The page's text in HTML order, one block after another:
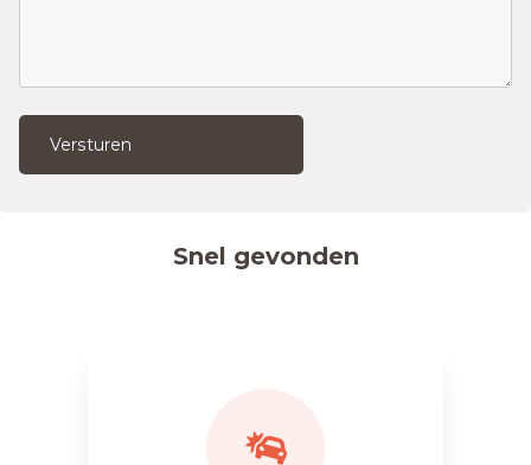
Versturen
Snel gevonden